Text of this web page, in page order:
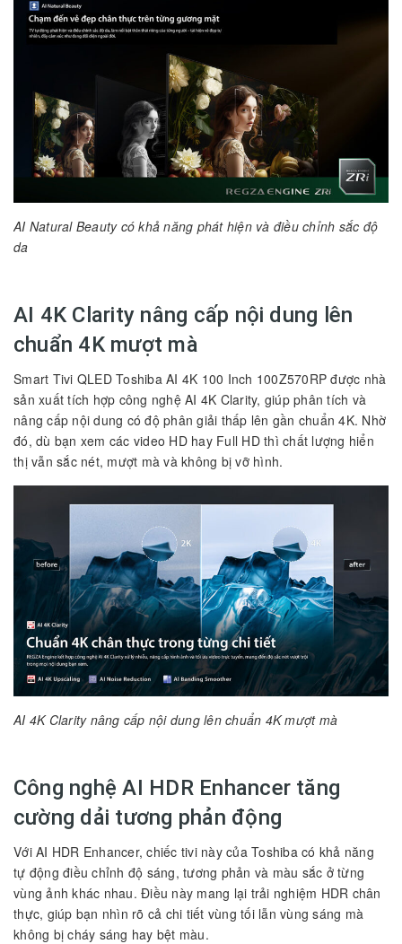
AI Natural Beauty có khả năng phát hiện và điều chỉnh sắc độ
da
AI 4K Clarity nâng cấp nội dung lên
chuẩn 4K mượt mà
Smart Tivi QLED Toshiba AI 4K 100 Inch 100Z570RP được nhà
sản xuất tích hợp công nghệ AI 4K Clarity, giúp phân tích và
nâng cấp nội dung có độ phân giải thấp lên gần chuẩn 4K. Nhờ
đó, dù bạn xem các video HD hay Full HD thì chất lượng hiển
thị vẫn sắc nét, mượt mà và không bị vỡ hình.
AI 4K Clarity nâng cấp nội dung lên chuẩn 4K mượt mà
Công nghệ AI HDR Enhancer tăng
cường dải tương phản động
Với AI HDR Enhancer, chiếc tivi này của Toshiba có khả năng
tự động điều chỉnh độ sáng, tương phản và màu sắc ở từng
vùng ảnh khác nhau. Điều này mang lại trải nghiệm HDR chân
thực, giúp bạn nhìn rõ cả chi tiết vùng tối lẫn vùng sáng mà
không bị cháy sáng hay bệt màu.